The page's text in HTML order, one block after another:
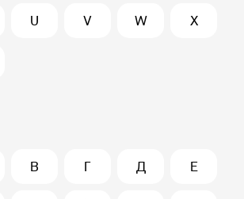
U V W X
В Г Д Е